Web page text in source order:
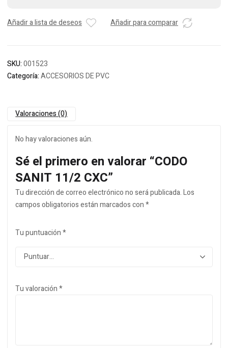
Añadir a lista de deseos Añadir para comparar
SKU:001523
Categoría:ACCESORIOS DE PVC
Valoraciones (0)
No hay valoraciones aún.
Sé el primero en valorar “CODO
SANIT 11/2 CXC”
Tu dirección de correo electrónico no será publicada.Los
campos obligatorios están marcados con*
Tu puntuación*
Tu valoración*